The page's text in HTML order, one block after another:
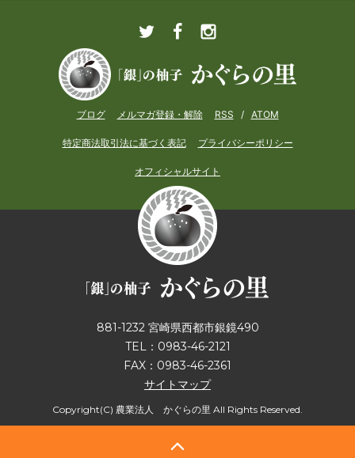
ブログ メルマガ登録・解除 RSS / ATOM
特定商法取引法に基づく表記 プライバシーポリシー
オフィシャルサイト
881-1232 宮崎県西都市銀鏡490
TEL：0983-46-2121
FAX：0983-46-2361
サイトマップ
Copyright(C) 農業法人 かぐらの里 All Rights Reserved.